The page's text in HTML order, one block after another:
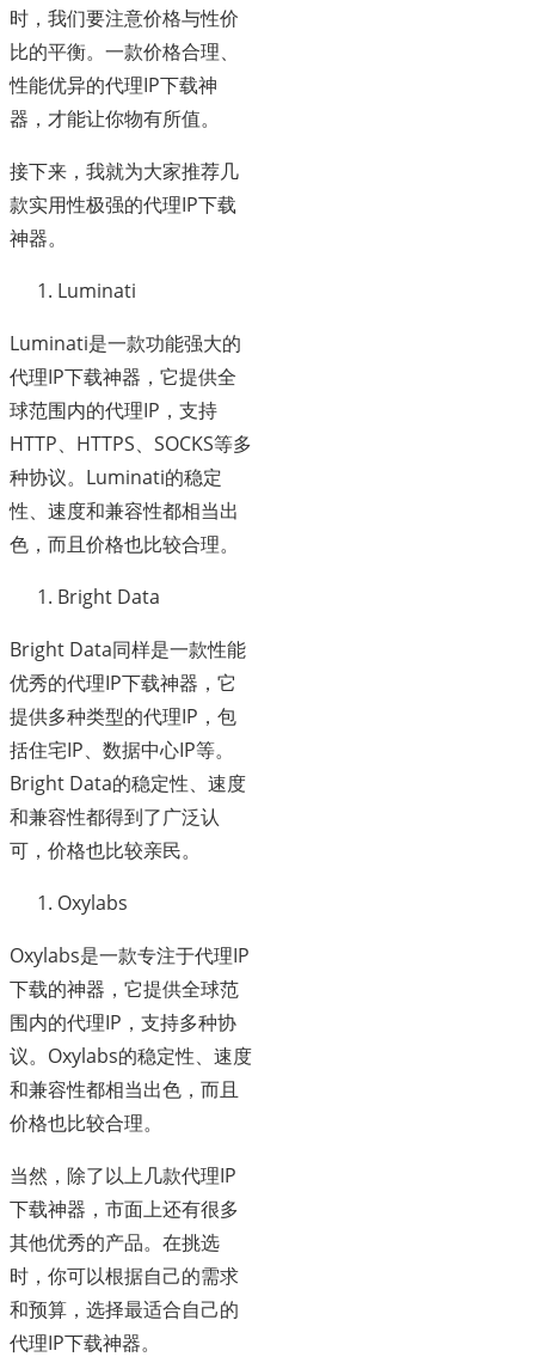
时，我们要注意价格与性价
比的平衡。一款价格合理、
性能优异的代理IP下载神
器，才能让你物有所值。
接下来，我就为大家推荐几
款实用性极强的代理IP下载
神器。
Luminati
Luminati是一款功能强大的
代理IP下载神器，它提供全
球范围内的代理IP，支持
HTTP、HTTPS、SOCKS等多
种协议。Luminati的稳定
性、速度和兼容性都相当出
色，而且价格也比较合理。
Bright Data
Bright Data同样是一款性能
优秀的代理IP下载神器，它
提供多种类型的代理IP，包
括住宅IP、数据中心IP等。
Bright Data的稳定性、速度
和兼容性都得到了广泛认
可，价格也比较亲民。
Oxylabs
Oxylabs是一款专注于代理IP
下载的神器，它提供全球范
围内的代理IP，支持多种协
议。Oxylabs的稳定性、速度
和兼容性都相当出色，而且
价格也比较合理。
当然，除了以上几款代理IP
下载神器，市面上还有很多
其他优秀的产品。在挑选
时，你可以根据自己的需求
和预算，选择最适合自己的
代理IP下载神器。